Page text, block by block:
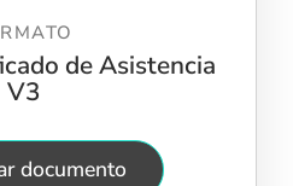
de Asistencia
V3
documento